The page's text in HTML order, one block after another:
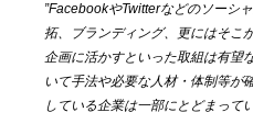
”FacebookやTwitterなどのソーシ
拓、ブランディング、更にはそこ
企画に活かすといった取組は有望
いて手法や必要な人材・体制等が
している企業は一部にとどまって